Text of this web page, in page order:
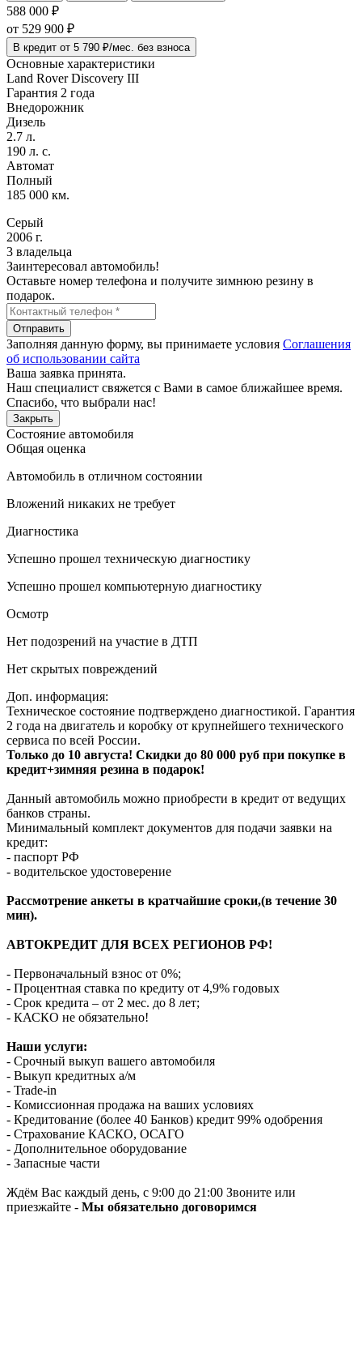
588 000 ₽
от 529 900 ₽
В кредит от 5 790 ₽/мес. без взноса
Основные характеристики
Land Rover Discovery III
Гарантия 2 года
Внедорожник
Дизель
2.7 л.
190 л. с.
Автомат
Полный
185 000 км.
Серый
2006 г.
3 владельца
Заинтересовал автомобиль!
Оставьте номер телефона и получите зимнюю резину в
подарок.
Отправить
Заполняя данную форму, вы принимаете условия Соглашения
об использовании сайта
Ваша заявка принята.
Наш специалист свяжется с Вами в самое ближайшее время.
Спасибо, что выбрали нас!
Закрыть
Состояние автомобиля
Общая оценка
Автомобиль в отличном состоянии
Вложений никаких не требует
Диагностика
Успешно прошел техническую диагностику
Успешно прошел компьютерную диагностику
Осмотр
Нет подозрений на участие в ДТП
Нет скрытых повреждений
Доп. информация:
Техническое состояние подтверждено диагностикой. Гарантия
2 года на двигатель и коробку от крупнейшего технического
сервиса по всей России.
Только до 10 августа! Скидки до 80 000 руб при покупке в
кредит+зимняя резина в подарок!
Данный автомобиль можно приобрести в кредит от ведущих
банков страны.
Минимальный комплект документов для подачи заявки на
кредит:
- паспорт РФ
- водительское удостоверение
Рассмотрение анкеты в кратчайшие сроки,(в течение 30
мин).
АВТОКРЕДИТ ДЛЯ ВСЕХ РЕГИОНОВ РФ!
- Первоначальный взнос от 0%;
- Процентная ставка по кредиту от 4,9% годовых
- Срок кредита – от 2 мес. до 8 лет;
- КАСКО не обязательно!
Наши услуги:
- Срочный выкуп вашего автомобиля
- Выкуп кредитных а/м
- Trade-in
- Комиссионная продажа на ваших условиях
- Кредитование (более 40 Банков) кредит 99% одобрения
- Страхование КАСКО, ОСАГО
- Дополнительное оборудование
- Запасные части
Ждём Вас каждый день, с 9:00 до 21:00 Звоните или
приезжайте - Мы обязательно договоримся